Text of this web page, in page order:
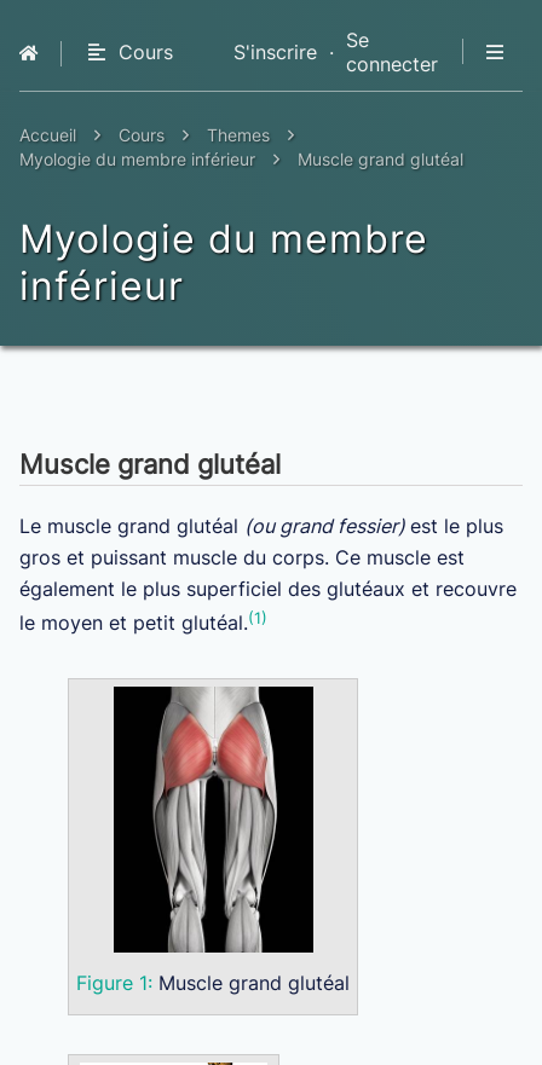
Cours
Premium
S'inscrire · Se
connecter
Accueil Cours
Themes
Myologie du membre inférieur
Muscle grand glutéal
Myologie du membre
inférieur
Muscle grand glutéal
Le muscle grand glutéal (ou grand fessier)est le plus
gros et puissant muscle du corps. Ce muscle est
également le plus superficiel des glutéaux et recouvre
le moyen et petit glutéal.(1)
Figure 1: Muscle grand glutéal